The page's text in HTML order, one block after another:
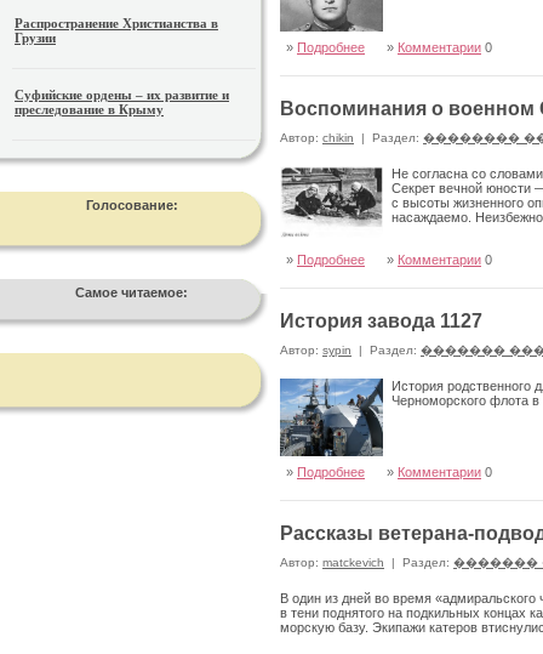
Распространение Христианства в
Грузии
Суфийские ордены – их развитие и
преследование в Крыму
Голосование:
Самое читаемое:
» Подробнее » Комментарии 0
Воспоминания о военном
Автор: chikin | Раздел: ��������
Не согласна со
Секрет вечной юности
с высоты жизненного
насаждаемо.
» Подробнее » Комментарии 0
История завода 1127
Автор: sypin | Раздел: �������
История родственного
Черноморского флота
» Подробнее » Комментарии 0
Рассказы ветерана-
Автор: matckevich | Раздел: �������
В один из дней во время
в тени поднятого на подкильных кон­цах
морскую базу. Экипажи катеров